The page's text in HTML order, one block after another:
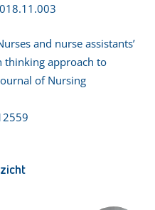
and nurse assistants’
thinking approach to
of Nursing